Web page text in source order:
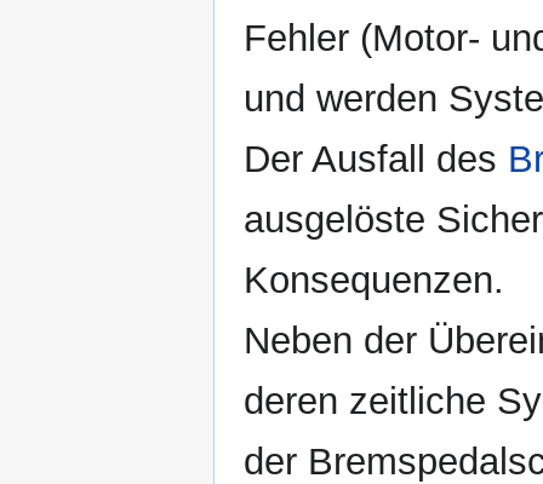
Fehler (Motor-
und werden
Der Ausfall des
ausgelöste
Konsequenzen.
Neben der
deren zeitliche
der